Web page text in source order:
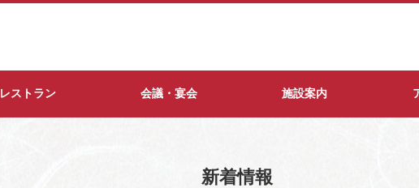
レストラン 会議・宴会 施設案内
新着情報